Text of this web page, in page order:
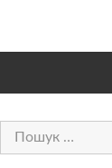
Пошук: